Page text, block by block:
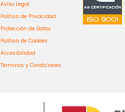
Aviso Legal
Política de Privacidad
Protección de Datos
Política de Cookies
Accesibilidad
Terminos y Condiciones